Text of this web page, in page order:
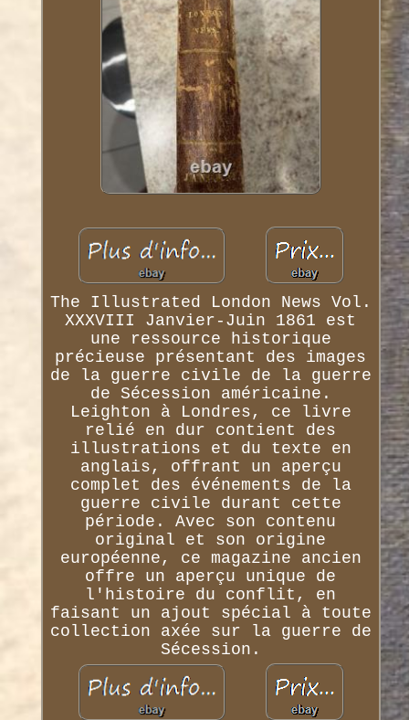
The Illustrated London News Vol.
XXXVIII Janvier-Juin 1861 est
une ressource historique
précieuse présentant des images
de la guerre civile de la guerre
de Sécession américaine.
Leighton à Londres, ce livre
relié en dur contient des
illustrations et du texte en
anglais, offrant un aperçu
complet des événements de la
guerre civile durant cette
période. Avec son contenu
original et son origine
européenne, ce magazine ancien
offre un aperçu unique de
l'histoire du conflit, en
faisant un ajout spécial à toute
collection axée sur la guerre de
Sécession.